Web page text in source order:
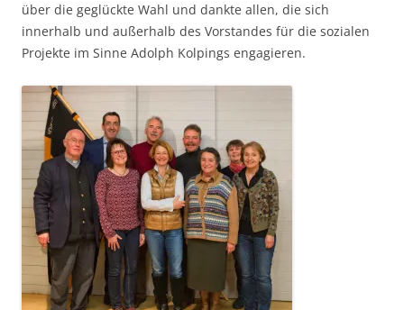
über die geglückte Wahl und dankte allen, die sich
innerhalb und außerhalb des Vorstandes für die sozialen
Projekte im Sinne Adolph Kolpings engagieren.